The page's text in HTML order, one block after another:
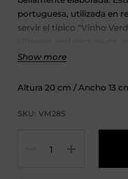
portuguesa, utilizada en
servir el típico "Vinho
para tu mesa.
Show more
Altura 20 cm / Ancho 13
SKU: VM285